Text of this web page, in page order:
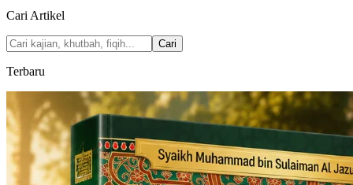
Cari Artikel
Cari
Terbaru